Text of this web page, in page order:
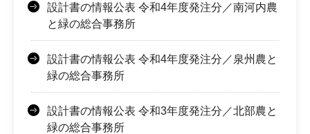
設計書の情報公表 令和4年度発注分／南河内農
と緑の総合事務所
設計書の情報公表 令和4年度発注分／泉州農と
緑の総合事務所
設計書の情報公表 令和3年度発注分／北部農と
緑の総合事務所